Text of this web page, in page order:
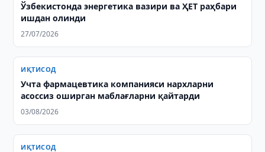
Ўзбекистонда энергетика вазири ва ҲЕТ раҳбари
ишдан олинди
27/07/2026
ИҚТИСОД
Учта фармацевтика компанияси нархларни
асоссиз оширган маблағларни қайтарди
03/08/2026
ИҚТИСОД